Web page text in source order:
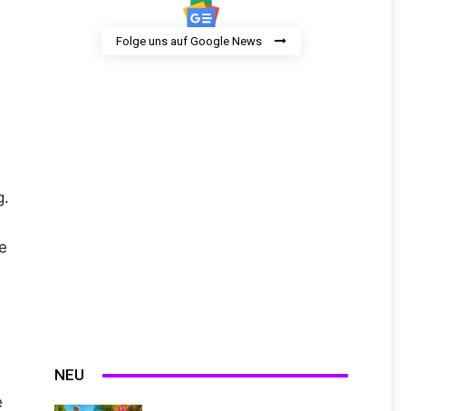
Folge uns auf Google News
NEU